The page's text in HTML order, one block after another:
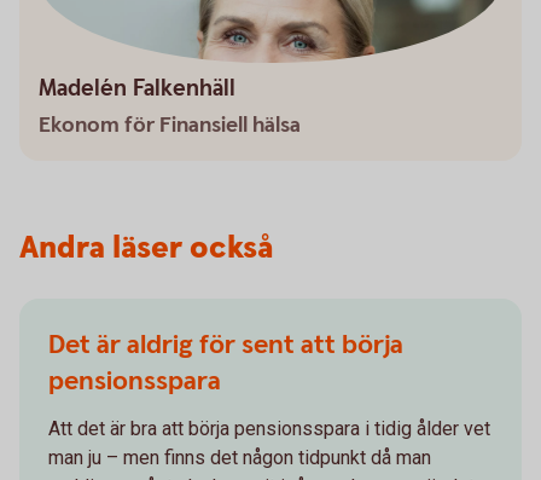
Madelén Falkenhäll
Ekonom för Finansiell hälsa
Andra läser också
Det är aldrig för sent att börja
pensionsspara
Att det är bra att börja pensionsspara i tidig ålder vet
man ju – men finns det någon tidpunkt då man